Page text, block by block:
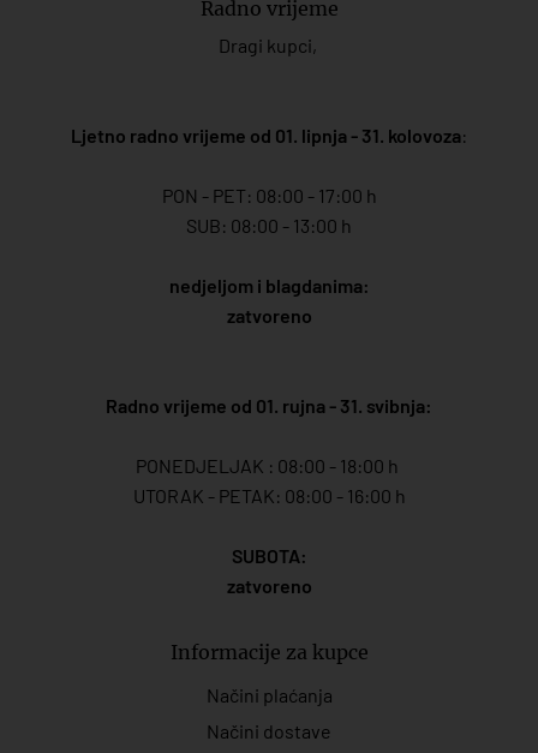
Radno vrijeme
Dragi kupci,
Ljetno radno vrijeme od 01. lipnja - 31. kolovoza:
PON - PET: 08:00 - 17:00 h
SUB: 08:00 - 13:00 h
nedjeljom i blagdanima:
zatvoreno
Radno vrijeme od 01. rujna - 31. svibnja:
PONEDJELJAK : 08:00 - 18:00 h
UTORAK - PETAK: 08:00 - 16:00 h
SUBOTA:
zatvoreno
Informacije za kupce
Načini plaćanja
Načini dostave